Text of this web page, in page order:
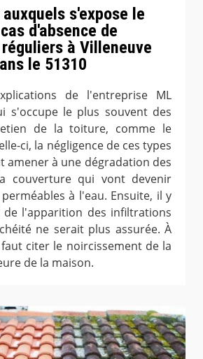
s'expose le
d'absence de
à Villeneuve
le 51310
de l'entreprise ML
s'occupe le plus souvent des
de la toiture, comme le
ci, la négligence de ces types
amener à une dégradation des
couverture qui vont devenir
à l'eau. Ensuite, il y
l'apparition des infiltrations
ne serait plus assurée. À
citer le noircissement de la
de la maison.